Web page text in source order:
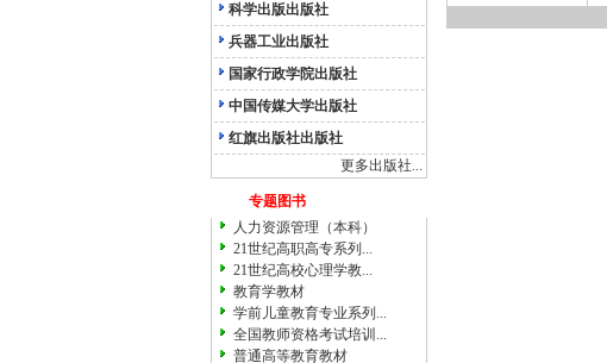
科学出版出版社
兵器工业出版社
国家行政学院出版社
中国传媒大学出版社
红旗出版社出版社
更多出版社...
专题图书
人力资源管理（本科）
21世纪高职高专系列...
21世纪高校心理学教...
教育学教材
学前儿童教育专业系列...
全国教师资格考试培训...
普通高等教育教材